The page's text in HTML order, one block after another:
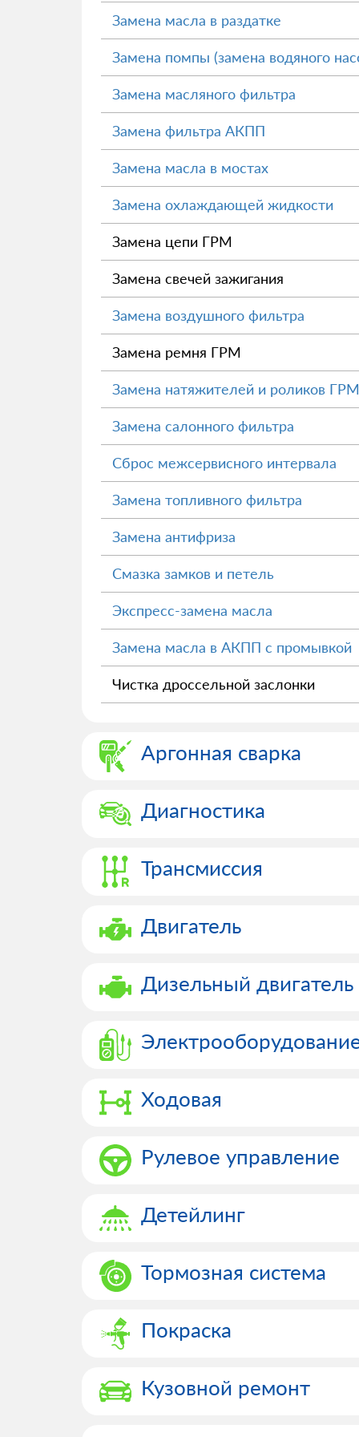
Замена масла в раздатке
Замена помпы (замена водяного
Замена масляного фильтра
Замена фильтра АКПП
Замена масла в мостах
Замена охлаждающей жидкости
Замена цепи ГРМ
Замена свечей зажигания
Замена воздушного фильтра
Замена ремня ГРМ
Замена натяжителей и роликов ГРМ
Замена салонного фильтра
Сброс межсервисного интервала
Замена топливного фильтра
Замена антифриза
Смазка замков и петель
Экспресс-замена масла
Замена масла в АКПП с промывкой
Чистка дроссельной заслонки
Аргонная сварка
Диагностика
Трансмиссия
Двигатель
Дизельный двигатель
Ходовая
Рулевое управление
Детейлинг
Тормозная система
Покраска
Кузовной ремонт